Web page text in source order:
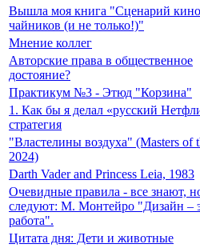
Вышла моя книга "Сценарий
чайников (и не только!)"
Мнение коллег
Авторские права в общественное
достояние?
Практикум №3 - Этюд "Корзина"
1. Как бы я делал «русский
стратегия
"Властелины воздуха" (Masters of
2024)
Darth Vader and Princess Leia, 1983
Очевидные правила - все знают,
следуют: М. Монтейро "Дизайн –
работа".
Цитата дня: Дети и животные